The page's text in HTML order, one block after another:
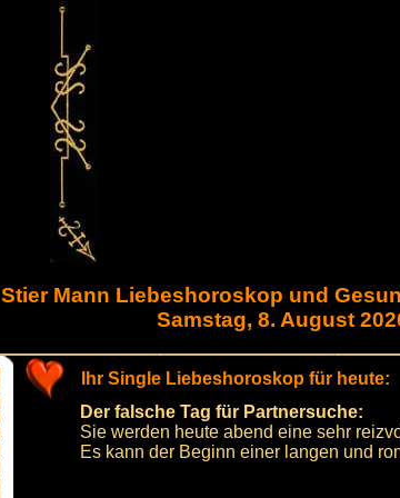
Stier Mann Liebeshoroskop und
Samstag, 8. August
Ihr Single Liebeshoroskop für heute:
Der falsche Tag für Partnersuche:
Sie werden heute abend eine sehr
Es kann der Beginn einer langen und